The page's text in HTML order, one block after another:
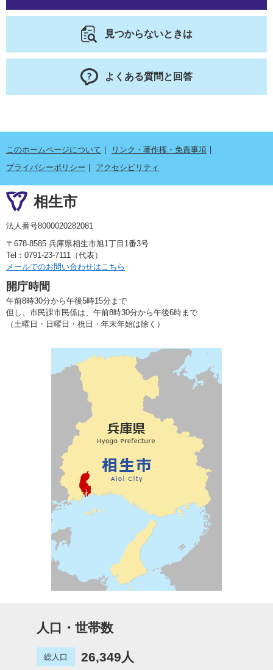
見つからないときは
よくある質問と回答
このホームページについて
リンク・著作権・免責事項
プライバシーポリシー
アクセシビリティ
相生市
法人番号8000020282081
〒678-8585 兵庫県相生市旭1丁目1番3号
Tel：0791-23-7111（代表）
メールでのお問い合わせはこちら
開庁時間
午前8時30分から午後5時15分まで
但し、市民課市民係は、午前8時30分から午後6時まで
（土曜日・日曜日・祝日・年末年始は除く）
人口・世帯数
総人口 26,349人